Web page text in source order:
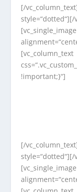
[/
[vc_column_text
!important;}“]
[/